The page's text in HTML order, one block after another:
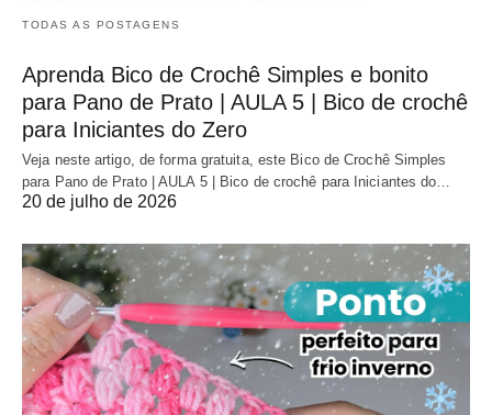
TODAS AS POSTAGENS
Aprenda Bico de Crochê Simples e bonito
para Pano de Prato | AULA 5 | Bico de crochê
para Iniciantes do Zero
Veja neste artigo, de forma gratuita, este Bico de Crochê Simples
para Pano de Prato | AULA 5 | Bico de crochê para Iniciantes do…
20 de julho de 2026